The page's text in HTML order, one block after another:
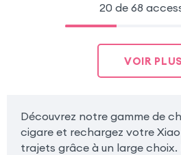
20 de 68
VOIR PLUS
Découvrez notre gamme de
cigare et rechargez votre
trajets grâce à un large